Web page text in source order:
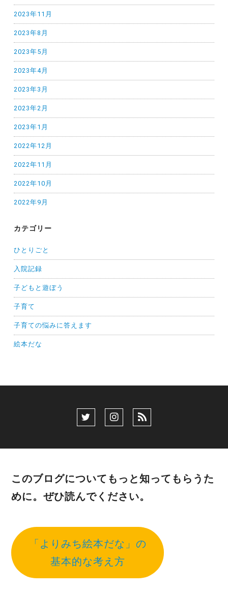
2023年11月
2023年8月
2023年5月
2023年4月
2023年3月
2023年2月
2023年1月
2022年12月
2022年11月
2022年10月
2022年9月
カテゴリー
ひとりごと
入院記録
子どもと遊ぼう
子育て
子育ての悩みに答えます
絵本だな
このブログについてもっと知ってもらうた
めに。ぜひ読んでください。
「よりみち絵本だな」の
基本的な考え方